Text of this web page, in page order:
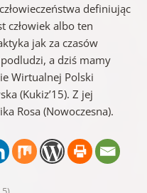
definiując
człowiek albo ten
jak za czasów
a dziś mamy
Wirtualnej Polski
(Kukiz’15). Z jej
Rosa (Nowoczesna).